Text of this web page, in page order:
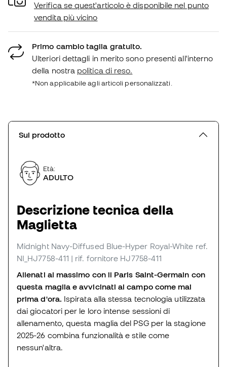
Verifica se quest'articolo è disponibile nel punto
vendita più vicino
Primo cambio taglia gratuito.
Ulteriori dettagli in merito sono presenti all'interno
della nostra politica di reso.
*Non applicabile agli articoli personalizzati.
Sul prodotto
Età:
ADULTO
Descrizione tecnica della
Maglietta
Midnight Navy-Diffused Blue-Hyper Royal-White ref.
NI_HJ7758-411 | rif. fornitore HJ7758-411
Allenati al massimo con il Paris Saint-Germain con
questa maglia e avvicinati al campo come mai
prima d'ora. Ispirata alla stessa tecnologia utilizzata
dai giocatori per le loro intense sessioni di
allenamento, questa maglia del PSG per la stagione
2025-26 combina funzionalità e stile come
nessun'altra.